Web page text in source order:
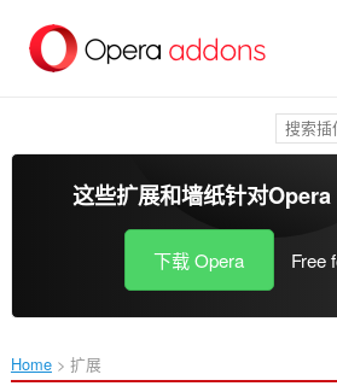
这些扩展和墙纸针对
下载 Opera Free
Home 扩展